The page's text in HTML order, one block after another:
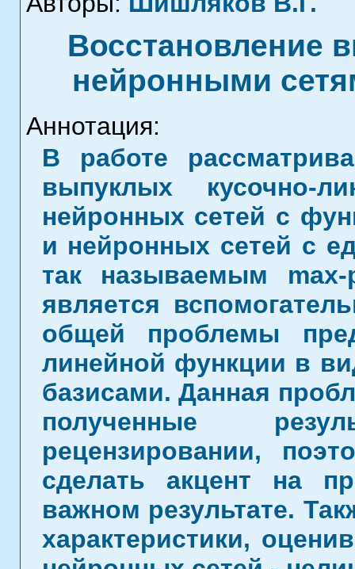
Восстановление
нейронными
Аннотация:
В работе
выпуклых кусочно-
нейронных сетей с
и нейронных сетей с
так называемым
является
общей проблемы
линейной функции в
базисами. Данная
полученные
рецензировании,
сделать акцент на
важном результате.
характеристики,